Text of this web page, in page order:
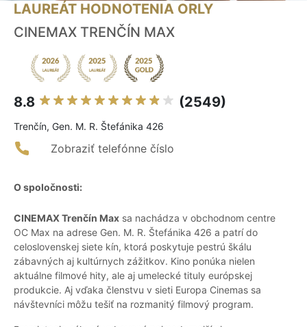
LAUREÁT HODNOTENIA ORLY
CINEMAX TRENČÍN MAX
8.8 (2549)
Trenčín, Gen. M. R. Štefánika 426
Zobraziť telefónne číslo
O spoločnosti:
CINEMAX Trenčín Max sa nachádza v obchodnom centre
OC Max na adrese Gen. M. R. Štefánika 426 a patrí do
celoslovenskej siete kín, ktorá poskytuje pestrú škálu
zábavných aj kultúrnych zážitkov. Kino ponúka nielen
aktuálne filmové hity, ale aj umelecké tituly európskej
produkcie. Aj vďaka členstvu v sieti Europa Cinemas sa
návštevníci môžu tešiť na rozmanitý filmový program.